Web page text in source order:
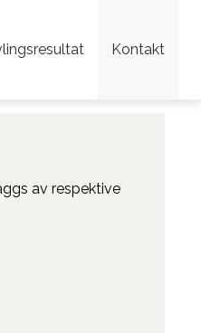
Kontakt
av respektive